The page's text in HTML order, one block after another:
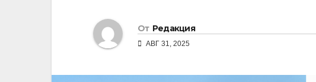
От Редакция
АВГ 31, 2025